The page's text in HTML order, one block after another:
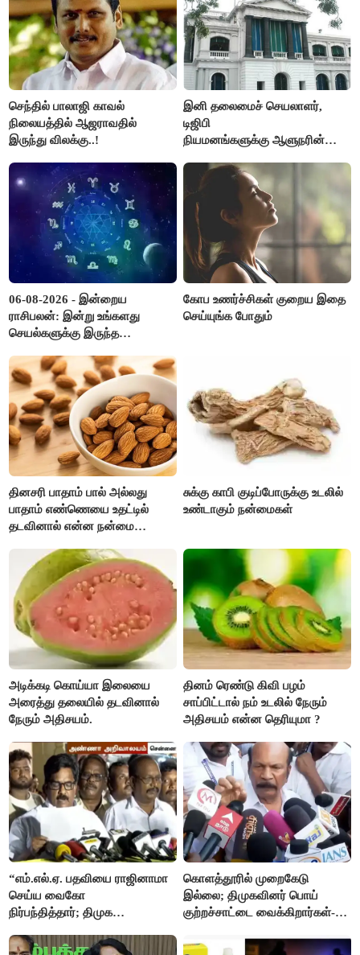
செந்தில் பாலாஜி காவல்
நிலையத்தில் ஆஜராவதில்
இருந்து விலக்கு..!
இனி தலைமைச் செயலாளர்,
டிஜிபி
நியமனங்களுக்கு ஆளுநரின்
தமிழ்நாடு அரசு அதிரடி..!
06-08-2026 - இன்றைய
ராசிபலன்: இன்று உங்களது
செயல்களுக்கு இருந்த
எதிர்பார்த்த உதவிகள் கிடைக்கும்.
பணவரத்து கூடும்..!
கோப உணர்ச்சிகள் குறைய இதை
செய்யுங்க போதும்
தினசரி பாதாம் பால் அல்லது
பாதாம் எண்ணெயை உதட்டில்
தடவினால் என்ன நன்மை
சுக்கு காபி குடிப்போருக்கு உடலில்
உண்டாகும் நன்மைகள்
அடிக்கடி கொய்யா இலையை
அரைத்து தலையில் தடவினால்
நேரும் அதிசயம்.
தினம் ரெண்டு கிவி பழம்
சாப்பிட்டால் நம் உடலில் நேரும்
அதிசயம் என்ன தெரியுமா ?
“எம்.எல்.ஏ. பதவியை ராஜினாமா
செய்ய வைகோ
நிர்பந்தித்தார்; திமுக
தொடர்கிறோம்”- மதிமுக
கொளத்தூரில் முறைகேடு
இல்லை; திமுகவினர் பொய்
குற்றச்சாட்டை வைக்கிறார்கள்-